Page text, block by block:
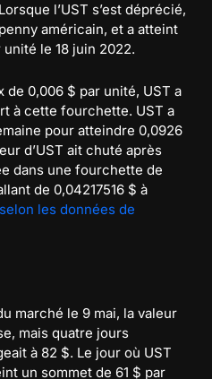
l’UST s’est déprécié,
américain, et a atteint
le 18 juin 2022.
de 0,006 $ par unité, UST a
à cette fourchette. UST a
pour atteindre 0,0926
d’UST ait chuté après
dans une fourchette de
de 0,04217516 $ à
selon les données de
marché le 9 mai, la valeur
mais quatre jours
à 82 $. Le jour où UST
un sommet de 61 $ par